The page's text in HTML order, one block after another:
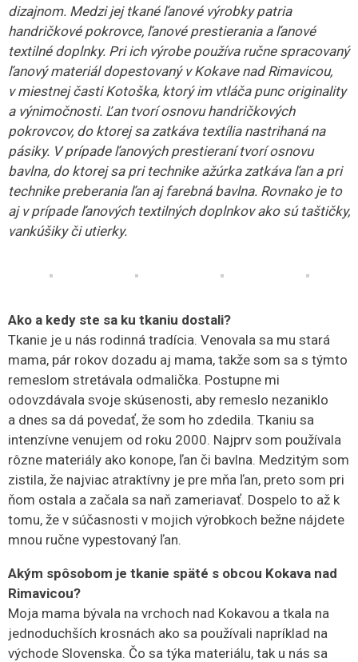
dizajnom. Medzi jej tkané ľanové výrobky patria
handričkové pokrovce, ľanové prestierania a ľanové
textilné doplnky. Pri ich výrobe používa ručne spracovaný
ľanový materiál dopestovaný v Kokave nad Rimavicou,
v miestnej časti Kotoška, ktorý im vtláča punc originality
a výnimočnosti. Ľan tvorí osnovu handričkových
pokrovcov, do ktorej sa zatkáva textília nastrihaná na
pásiky. V prípade ľanových prestieraní tvorí osnovu
bavlna, do ktorej sa pri technike ažúrka zatkáva ľan a pri
technike preberania ľan aj farebná bavlna. Rovnako je to
aj v prípade ľanových textilných doplnkov ako sú taštičky,
vankúšiky či utierky.
Ako a kedy ste sa ku tkaniu dostali?
Tkanie je u nás rodinná tradícia. Venovala sa mu stará
mama, pár rokov dozadu aj mama, takže som sa s týmto
remeslom stretávala odmalička. Postupne mi
odovzdávala svoje skúsenosti, aby remeslo nezaniklo
a dnes sa dá povedať, že som ho zdedila. Tkaniu sa
intenzívne venujem od roku 2000. Najprv som používala
rôzne materiály ako konope, ľan či bavlna. Medzitým som
zistila, že najviac atraktívny je pre mňa ľan, preto som pri
ňom ostala a začala sa naň zameriavať. Dospelo to až k
tomu, že v súčasnosti v mojich výrobkoch bežne nájdete
mnou ručne vypestovaný ľan.
Akým spôsobom je tkanie späté s obcou Kokava nad
Rimavicou?
Moja mama bývala na vrchoch nad Kokavou a tkala na
jednoduchších krosnách ako sa používali napríklad na
východe Slovenska. Čo sa týka materiálu, tak u nás sa